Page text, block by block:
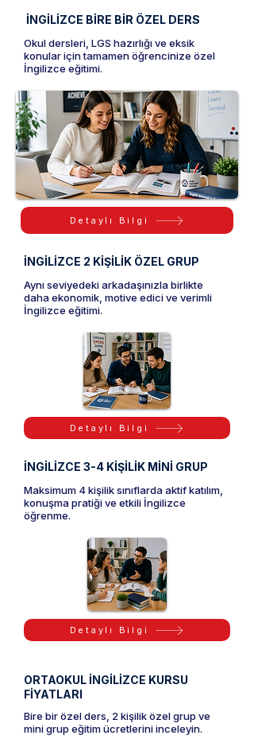
İNGİLİZCE BİRE BİR ÖZEL DERS
Okul dersleri, LGS hazırlığı ve eksik
konular için tamamen öğrencinize özel
İngilizce eğitimi.
Detaylı Bilgi
İNGİLİZCE 2 KİŞİLİK ÖZEL GRUP
Aynı seviyedeki arkadaşınızla birlikte
daha ekonomik, motive edici ve verimli
İngilizce eğitimi.
Detaylı Bilgi
İNGİLİZCE 3-4 KİŞİLİK MİNİ GRUP
Maksimum 4 kişilik sınıflarda aktif katılım,
konuşma pratiği ve etkili İngilizce
öğrenme.
Detaylı Bilgi
ORTAOKUL İNGİLİZCE KURSU
FİYATLARI
Bire bir özel ders, 2 kişilik özel grup ve
mini grup eğitim ücretlerini inceleyin.